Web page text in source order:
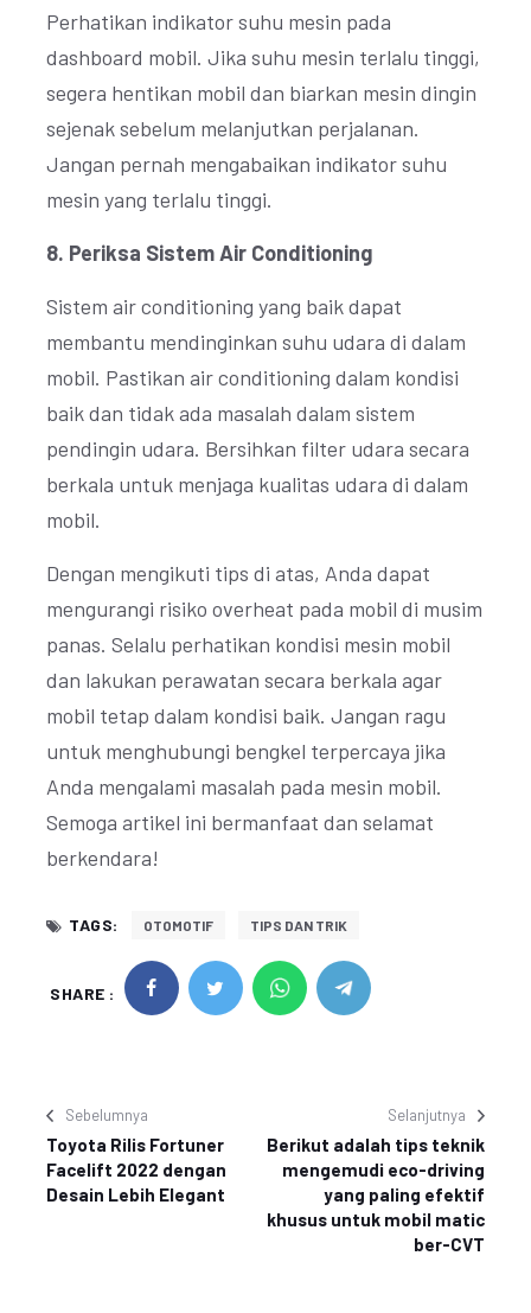
Perhatikan indikator suhu mesin pada
dashboard mobil. Jika suhu mesin terlalu tinggi,
segera hentikan mobil dan biarkan mesin dingin
sejenak sebelum melanjutkan perjalanan.
Jangan pernah mengabaikan indikator suhu
mesin yang terlalu tinggi.
8. Periksa Sistem Air Conditioning
Sistem air conditioning yang baik dapat
membantu mendinginkan suhu udara di dalam
mobil. Pastikan air conditioning dalam kondisi
baik dan tidak ada masalah dalam sistem
pendingin udara. Bersihkan filter udara secara
berkala untuk menjaga kualitas udara di dalam
mobil.
Dengan mengikuti tips di atas, Anda dapat
mengurangi risiko overheat pada mobil di musim
panas. Selalu perhatikan kondisi mesin mobil
dan lakukan perawatan secara berkala agar
mobil tetap dalam kondisi baik. Jangan ragu
untuk menghubungi bengkel terpercaya jika
Anda mengalami masalah pada mesin mobil.
Semoga artikel ini bermanfaat dan selamat
berkendara!
TAGS: OTOMOTIF TIPS DAN TRIK
SHARE :
Sebelumnya
Toyota Rilis Fortuner
Facelift 2022 dengan
Desain Lebih Elegant
Selanjutnya
Berikut adalah tips teknik
mengemudi eco-driving
yang paling efektif
khusus untuk mobil matic
ber-CVT